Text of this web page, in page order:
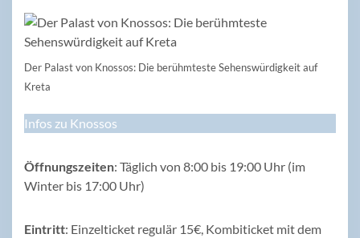
Der Palast von Knossos: Die berühmteste Sehenswürdigkeit auf
Kreta
Infos zu Knossos
Öffnungszeiten: Täglich von 8:00 bis 19:00 Uhr (im
Winter bis 17:00 Uhr)
Eintritt: Einzelticket regulär 15€, Kombiticket mit dem